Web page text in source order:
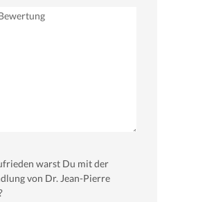
warst Du mit der
von Dr. Jean-Pierre